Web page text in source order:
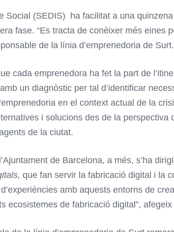
Social (SEDIS) ha facilitat a una
fase. “Es tracta de conèixer més
de la línia d’emprenedoria de Surt.
cada emprenedora ha fet la part de
un diagnòstic per tal d’identificar
en el context actual de la
i solucions des de la perspectiva
de la ciutat.
de Barcelona, a més, s’ha
que fan servir la fabricació digital i la
amb aquests entorns de
ecosistemes de fabricació digital”, afegeix